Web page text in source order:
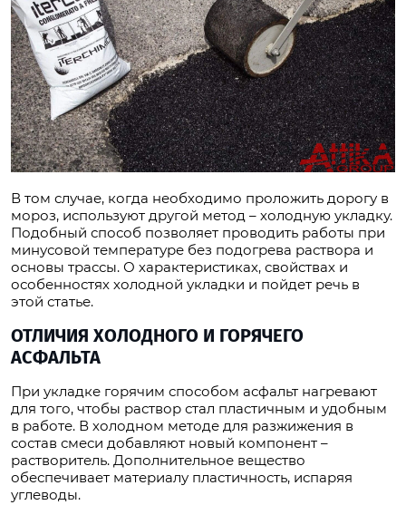
В том случае, когда необходимо проложить дорогу в
мороз, используют другой метод – холодную укладку.
Подобный способ позволяет проводить работы при
минусовой температуре без подогрева раствора и
основы трассы. О характеристиках, свойствах и
особенностях холодной укладки и пойдет речь в
этой статье.
ОТЛИЧИЯ ХОЛОДНОГО И ГОРЯЧЕГО
АСФАЛЬТА
При укладке горячим способом асфальт нагревают
для того, чтобы раствор стал пластичным и удобным
в работе. В холодном методе для разжижения в
состав смеси добавляют новый компонент –
растворитель. Дополнительное вещество
обеспечивает материалу пластичность, испаряя
углеводы.